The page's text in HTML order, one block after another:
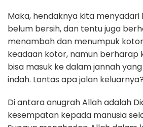
Maka, hendaknya kita menyadari
belum bersih, dan tentu juga
menambah dan menumpuk
keadaan kotor, namun berharap
bisa masuk ke dalam jannah
indah. Lantas apa jalan keluarnya?
Di antara anugrah Allah adalah
kesempatan kepada manusia